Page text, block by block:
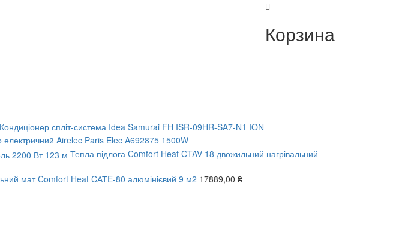
Корзина
Кондиціонер спліт-система Idea Samurai FH ISR-09HR-SA7-N1 ION
електричний Airelec Paris Elec A692875 1500W
Тепла підлога Comfort Heat CTAV-18 двожильний нагрівальний
мат Comfort Heat CАТE-80 алюмінієвий 9 м2 17889,00 ₴